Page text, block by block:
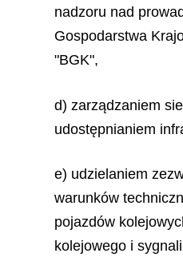
nadzoru nad
Gospodarstwa
"BGK",
d) zarządzaniem
udostępnianiem
e) udzielaniem
warunków
pojazdów
kolejowego i